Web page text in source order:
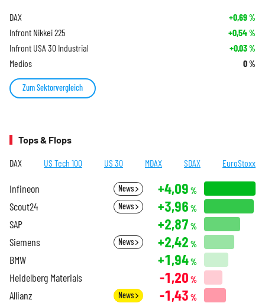
DAX +0,69%
Infront Nikkei 225 +0,54%
Infront USA 30 Industrial +0,03%
Medios 0%
Zum Sektorvergleich
Tops & Flops
DAX US Tech 100 US 30 MDAX SDAX EuroStoxx
Infineon News +4,09 %
Scout24 News +3,96 %
SAP +2,87 %
Siemens News +2,42 %
BMW +1,94%
Heidelberg Materials -1,20 %
Allianz News -1,43 %